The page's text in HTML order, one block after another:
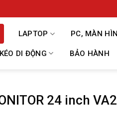
LAPTOP PC, MÀN
DI ĐỘNG BẢO HÀNH
24 inch